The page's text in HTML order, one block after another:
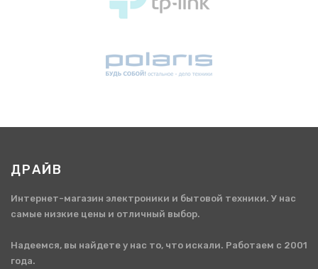
ДРАЙВ
Интернет-магазин электроники и бытовой техники. У нас
самые низкие цены и отличный выбор.
Надеемся, вы найдете у нас то, что искали. Работаем с 2001
года.